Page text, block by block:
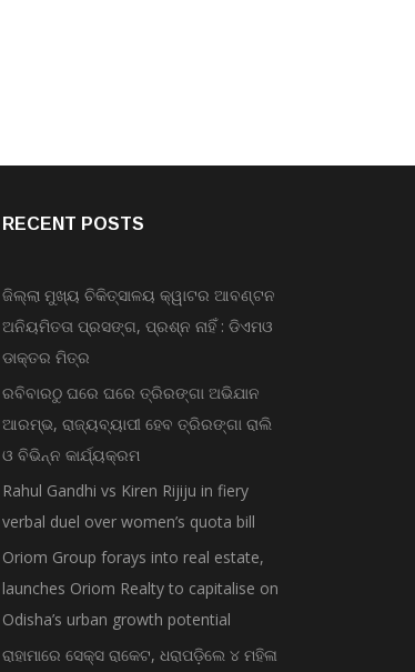
RECENT POSTS
ଜିଲ୍ଲା ମୁଖ୍ୟ ଚିକିତ୍ସାଳୟ କ୍ୱାଟର ଆବଣ୍ଟନ
ଅନିୟମିତତା ପ୍ରସଙ୍ଗ, ପ୍ରଶ୍ନ ନାହିଁ : ଡିଏମଓ
ଡାକ୍ତର ମିତ୍ର
ରବିବାରଠୁ ଘରେ ଘରେ ତ୍ରିରଙ୍ଗା ଅଭିଯାନ
ଆରମ୍ଭ, ରାଜ୍ୟବ୍ୟାପୀ ହେବ ତ୍ରିରଙ୍ଗା ରାଲି
ଓ ବିଭିନ୍ନ କାର୍ଯ୍ୟକ୍ରମ
Rahul Gandhi vs Kiren Rijiju in fiery
verbal duel over women’s quota bill
Oriom Group forays into real estate,
launches Oriom Realty to capitalise on
Odisha’s urban growth potential
ରାହାମାରେ ସେକ୍ସ ରାକେଟ, ଧରାପଡ଼ିଲେ ୪ ମହିଳା